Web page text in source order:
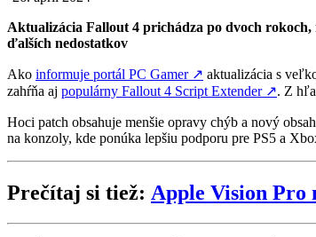
Aktualizácia Fallout 4 prichádza po dvoch
ďalších nedostatkov
Ako informuje portál PC Gamer↗ aktualizácia s
zahŕňa aj populárny Fallout 4 Script Extender↗. Z
Hoci patch obsahuje menšie opravy chýb a nový
na konzoly, kde ponúka lepšiu podporu pre PS5 a
Prečítaj si tiež: Apple Vision Pro